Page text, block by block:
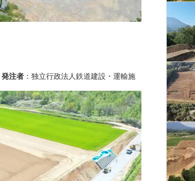
発注者 ：独立行政法人鉄道建設・運輸施